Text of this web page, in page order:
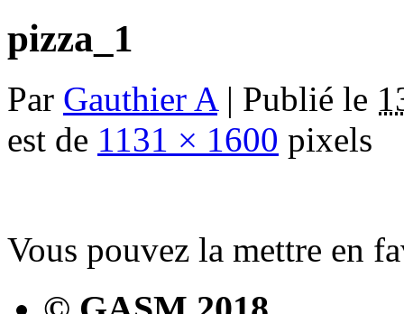
pizza_1
Par Gauthier A | Publié le
est de 1131 × 1600 pixels
Vous pouvez la mettre en